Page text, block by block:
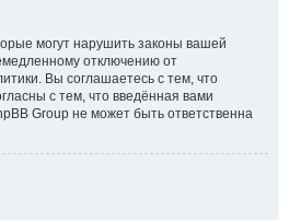
могут нарушить законы вашей
отключению от
Вы соглашаетесь с тем, что
с тем, что введённая вами
Group не может быть ответственна